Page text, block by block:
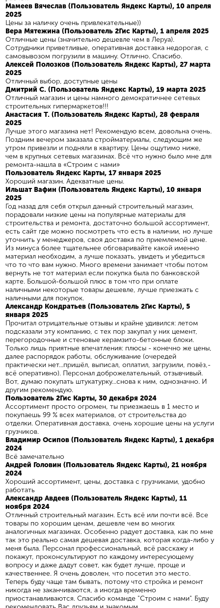
Мамеев Вячеслав (Пользователь Яндекс Карты), 10 апреля
2025
Цены за наличку очень привлекательные))
Вера Мятежина (Пользователь 2Гис Карты), 1 апреля 2025
Отличные цены (значительно дешевле чем в Леруа).
Сотрудники приветливые, оперативная доставка недорогая, с
самовывозом погрузили в машину. Отлично. Спасибо.
Алексей Полозков (Пользователь Яндекс Карты), 27 марта
2025
Отличный выбор, доступные цены
Дмитрий С. (Пользователь Яндекс Карты), 19 марта 2025
Отличный магазин и цены намного демократичнее сетевых
строительных гипермаркетов!!!
Анастасия Т. (Пользователь Яндекс Карты), 28 февраля
2025
Лучше этого магазина нет! Рекомендую всем, довольна очень.
Поздним вечером заказала стройматериалы, следующим же
утром привезли и подняли в квартиру. Цены ощутимо ниже,
чем в крупных сетевых магазинах. Всё что нужно было мне для
ремонта-нашла в «Строим с нами»
Пользователь Яндекс Карты, 17 января 2025
Хороший магазин. Адекватные цены.
Ильшат Вафин (Пользователь Яндекс Карты), 10 января
2025
Год назад для себя открыл данный строительный магазин,
порадовали низкие цены на популярные материалы для
строительства и ремонта, достаточно большой ассортимент,
есть сайт где можно посмотреть что есть в наличии, но лучше
уточнить у менеджеров, своя доставка по приемлемой цене.
Из минуса более тщательнее обговаривайте какой именно
материал необходим, а лучше показать, увидеть и убедиться
что то что вам нужно. Много времени занимает чтобы потом
вернуть не тот материал если покупка была по банковской
карте. Большой-большой плюс в том что при оплате
наличными некоторые товары дешевле, лучше приезжать с
наличными для покупок.
Александр Кондратьев (Пользователь 2Гис Карты), 5
января 2025
Прочитал отрицательные отзывы и крайне удивился: летом
подсказали эту компанию, с тех пор закупал у них цемент,
перегородочные и стеновые керамзито-бетонные блоки.
Только лишь приятные впечатления: плюсы - конечно же цены,
далее распорядок работы, обслуживание (очередей
практически нет...пришёл, выписал, оплатил, загрузили, повёз,-
всё оперативно). Персонал доброжелательный, отзывчивый.
Вот, думаю покупать штукатурку...снова к ним, однозначно. И
другим рекомендую.
Пользователь 2Гис Карты, 30 декабря 2024
Ассортимент просто огромен, ты приезжаешь в 1 место и
покупаешь 99 % всех материалов, от строительства до
отделки. Оперативная доставка, очень хорошие цены на услуги
грузчиков.
Владимир Осипов (Пользователь Яндекс Карты), 1 декабря
2024
Всё замечательно
Андрей Головин (Пользователь Яндекс Карты), 21 ноября
2024
Хороший ассортимент, цены, доставка с грузчиками, удобно
работать
Александр Авдеев (Пользователь Яндекс Карты), 11
ноября 2024
Отличный строительный магазин. Есть всё или почти всё. Все
товары по хорошим ценам, дешевле чем во многих
аналогичных магазинах. Особенно радует доставка, как по мне
так это реально самая дешевая доставка, которая когда-либо у
меня была. Персонал профессиональный, всё расскажу и
покажут, проконсультируют по каждому интересующему
вопросу и даже дадут совет, как будет лучше, проще и
качественнее. Я очень доволен, что посетил это место.
Теперь буду чаще там бывать, потому что стройка и ремонт
никогда не заканчиваются, а иногда временно
приостанавливаются. Спасибо команде "Строим с нами". Буду